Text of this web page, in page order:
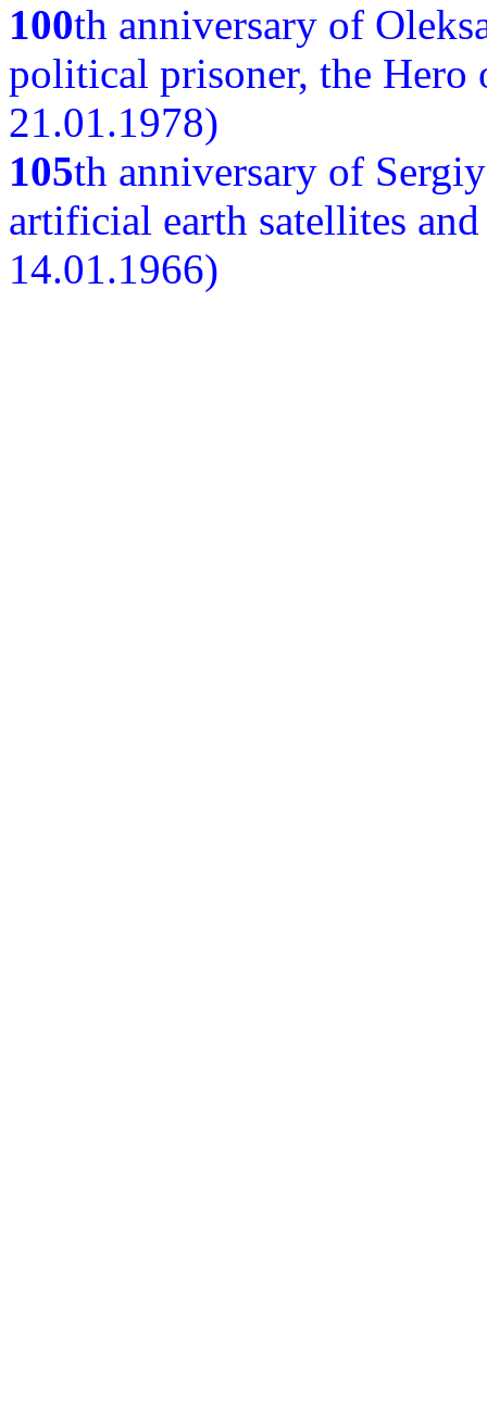
100th anniversary of
political prisoner, the
21.01.1978)
105th anniversary of
artificial earth satellites
14.01.1966)